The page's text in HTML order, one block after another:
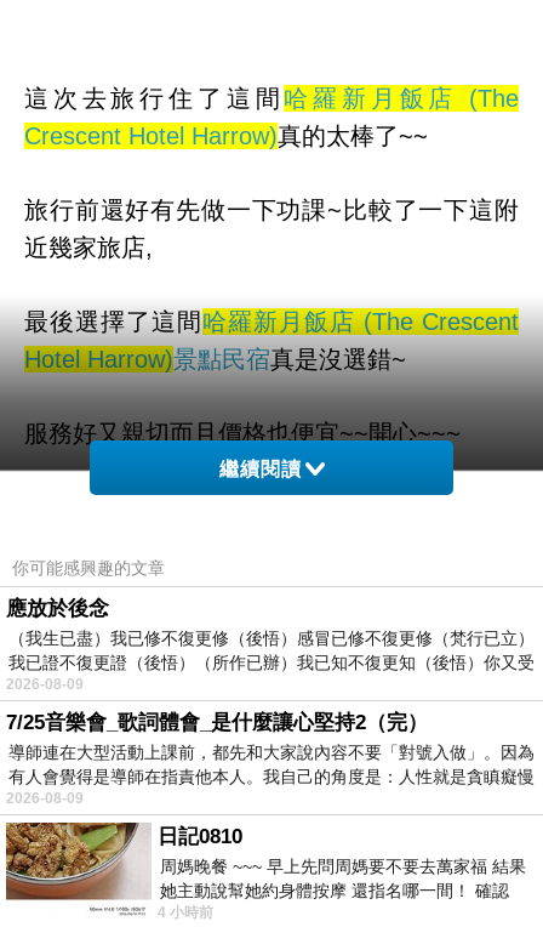
這次去旅行住了這間 哈羅新月飯店 (The
Crescent Hotel Harrow)真的太棒了~~
旅行前還好有先做一下功課~比較了一下這附
近幾家旅店,
最後選擇了這間 哈羅新月飯店 (The Crescent
Hotel Harrow)景點民宿真是沒選錯~
服務好又親切而且價格也便宜~~開心~~~
也太方便了吧！！不用在那邊找翻譯啦ＱＱ
哈羅新月飯店 (The Crescent Hotel Harrow) 的介
紹在下面
如果有興趣到這附近玩的，不妨可以看看喔！
以下是 哈羅新月飯店 (The Crescent Hotel
Harrow) 的介紹 如果也跟我一樣喜歡不妨看看喔!
繼續閱讀
你可能感興趣的文章
應放於後念
（我生已盡）我已修不復更修（後悟）感冒已修不復更修（梵行已立）
我已證不復更證（後悟）（所作已辦）我已知不復更知（後悟）你又受
2026-08-09
7/25音樂會_歌詞體會_是什麼讓心堅持2（完）
導師連在大型活動上課前，都先和大家說內容不要「對號入做」。因為
有人會覺得是導師在指責他本人。我自己的角度是：人性就是貪瞋癡慢
2026-08-09
日記0810
周媽晚餐 ~~~ 早上先問周媽要不要去萬家福 結果
她主動說幫她約身體按摩 還指名哪一間！ 確認
後，我的腦袋才運轉起來 預約對
4 小時前